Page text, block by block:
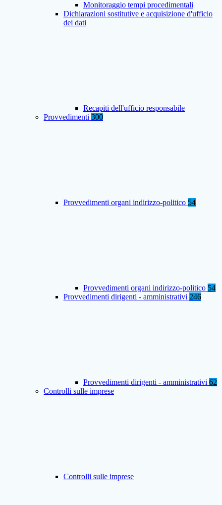
Monitoraggio tempi procedimentali
Dichiarazioni sostitutive e acquisizione d'ufficio
dei dati
Recapiti dell'ufficio responsabile
Provvedimenti 300
Provvedimenti organi indirizzo-politico 54
Provvedimenti organi indirizzo-politico 54
Provvedimenti dirigenti - amministrativi 246
Provvedimenti dirigenti - amministrativi 62
Controlli sulle imprese
Controlli sulle imprese